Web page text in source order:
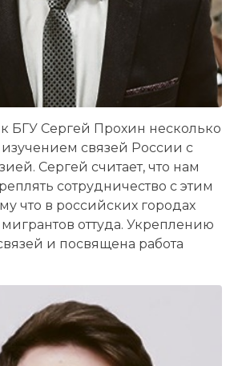
БГУ Сергей Прохин несколько
изучением связей России с
Сергей считает, что нам
сотрудничество с этим
что в российских городах
мигрантов оттуда. Укреплению
и посвящена работа